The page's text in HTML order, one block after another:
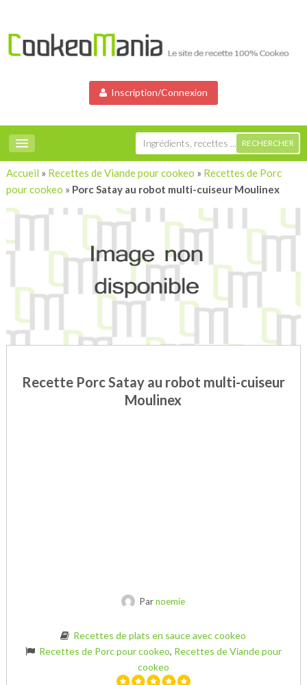
Inscription/Connexion
Accueil » Recettes de Viande pour cookeo » Recettes de Porc
pour cookeo » Porc Satay au robot multi-cuiseur Moulinex
Recette Porc Satay au robot multi-cuiseur
Moulinex
Parnoemie
Recettes de plats en sauce avec cookeo
Recettes de Porc pour cookeo, Recettes de Viande pour
cookeo